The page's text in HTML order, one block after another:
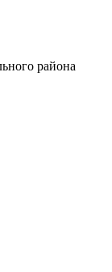
района